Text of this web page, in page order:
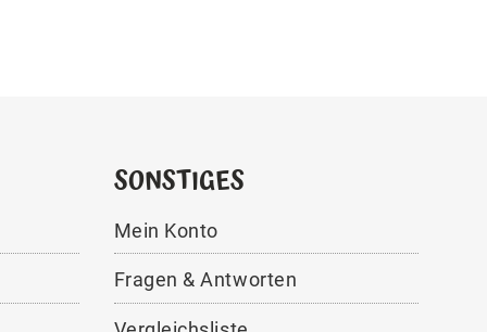
SONSTIGES
Mein Konto
Fragen & Antworten